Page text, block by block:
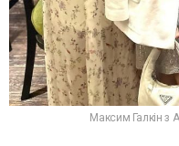
Максим Галкін з